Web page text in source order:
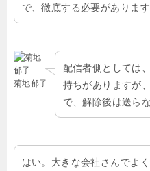
で、徹底する必要があります
菊地郁子
配信者側としては
持ちがありますが
で、解除後は送ら
はい。大きな会社さんでよ